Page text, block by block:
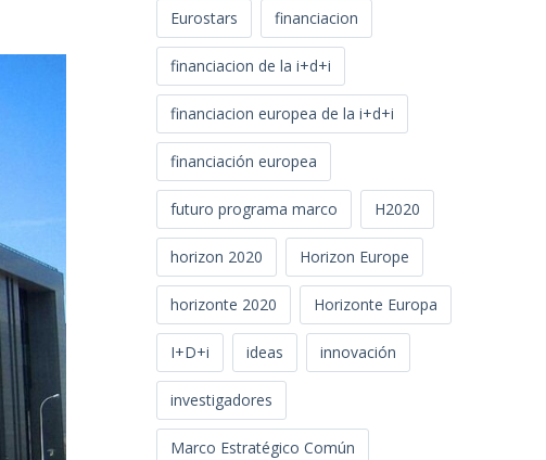
Eurostars financiacion
financiacion de la i+d+i
financiacion europea de la i+d+i
financiación europea
futuro programa marco H2020
horizon 2020 Horizon Europe
horizonte 2020 Horizonte Europa
I+D+i ideas innovación
investigadores
Marco Estratégico Común